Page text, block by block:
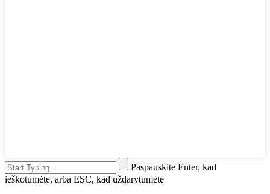
Paspauskite Enter, kad
ieškotumėte, arba ESC, kad uždarytumėte